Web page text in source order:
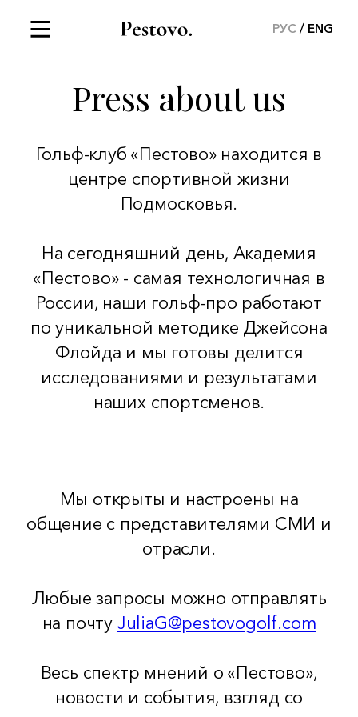
РУС ENG
Press about us
Гольф-клуб «Пестово» находится в
центре спортивной жизни
Подмосковья.
На сегодняшний день, Академия
«Пестово» - самая технологичная в
России, наши гольф-про работают
по уникальной методике Джейсона
Флойда и мы готовы делится
исследованиями и результатами
наших спортсменов.
Мы открыты и настроены на
общение с представителями СМИ и
отрасли.
Любые запросы можно отправлять
на почту JuliaG@pestovogolf.com
Весь спектр мнений о «Пестово»,
новости и события, взгляд со